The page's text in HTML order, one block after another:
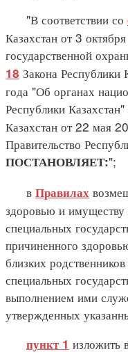
"В соответствии со
Казахстан от 3
государственной
18 Закона Республики
года "Об органах
Республики
Казахстан от 22 мая
Правительство
ПОСТАНОВЛЯЕТ:";
в Правилах
здоровью и имуществу
специальных
причиненного
близких
специальных
выполнением ими
утвержденных
пункт 1 изложить